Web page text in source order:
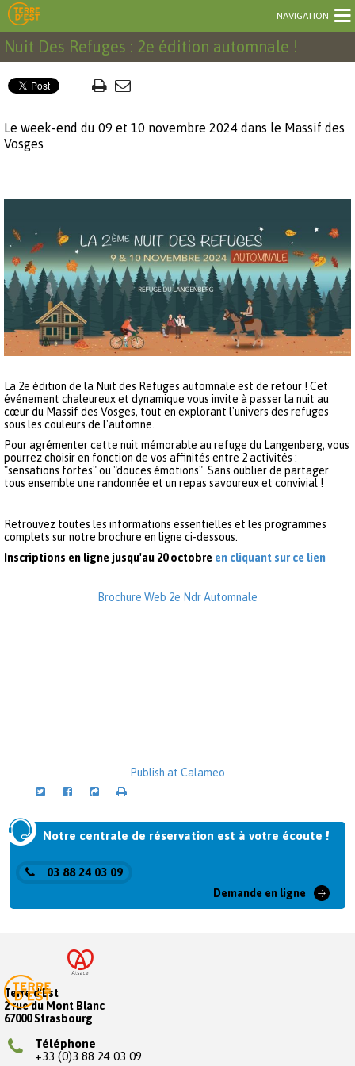
NAVIGATION
Nuit Des Refuges : 2e édition automnale !
Le week-end du 09 et 10 novembre 2024 dans le Massif des
Vosges
La 2e édition de la Nuit des Refuges automnale est de retour ! Cet
événement chaleureux et dynamique vous invite à passer la nuit au
cœur du Massif des Vosges, tout en explorant l'univers des refuges
sous les couleurs de l'automne.
Pour agrémenter cette nuit mémorable au refuge du Langenberg, vous
pourrez choisir en fonction de vos affinités entre 2 activités :
"sensations fortes" ou "douces émotions". Sans oublier de partager
tous ensemble une randonnée et un repas savoureux et convivial !
Retrouvez toutes les informations essentielles et les programmes
complets sur notre brochure en ligne ci-dessous.
Inscriptions en ligne jusqu'au 20 octobre en cliquant sur ce lien
Brochure Web 2e Ndr Automnale
Publish at Calameo
Notre centrale de réservation est à votre écoute !
03 88 24 03 09
Demande en ligne
Terre d'Est
2 rue du Mont Blanc
67000 Strasbourg
Téléphone
+33 (0)3 88 24 03 09